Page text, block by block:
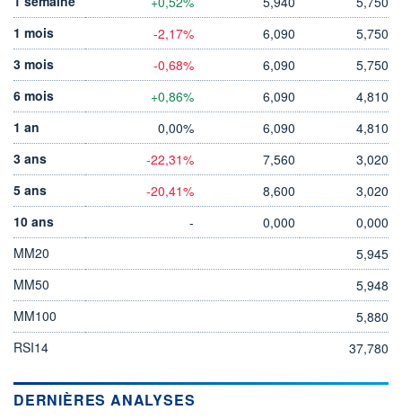
1 mois
-2,17% 6,090
5,750
3 mois
-0,68% 6,090
5,750
6 mois
+0,86% 6,090
4,810
1 an
0,00% 6,090
4,810
3 ans
-22,31% 7,560
3,020
5 ans
-20,41% 8,600
3,020
10 ans
- 0,000
0,000
MM20
5,945
MM50
5,948
MM100
5,880
RSI14
37,780
DERNIÈRES ANALYSES